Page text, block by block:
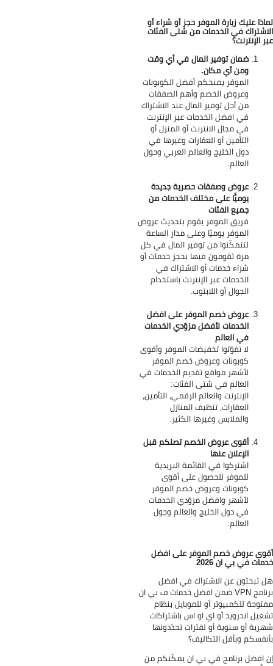
عليك زيارة الموفر حجز أو شراء أو
في الخدمات من شتى الفئات
الإنترنت؟
ضمان توفير المال في أي وقت
ومن أي مكان.
الموفر يمنحكم أفضل الكوبونات
وعروض الخصم وأهم الصفقات
من أجل توفير المال عند الاشتراك
في افضل الخدمات عبر الإنترنت
في مجال الانترنت أو المنزل أو
التأمين أو العقارات وغيرها في
دول الخليج والعالم العربي وحول
العالم.
عروض وصفقات حصرية جديدة
يوميًّا على مختلف الخدمات من
جميع الفئات
فريق الموفر يقوم بتحديث عروض
الموفر يوميًا وعلى مدار الساعة
لتتمكّنوا من توفير المال في كل
مرة تقومون فيها بحجز خدمات أو
شراء خدمات أو الاشتراك في
الخدمات عبر الإنترنت باستخدام
الجوال أو اللابتوب.
عروض خصم الموفر على افضل
الخدمات لأفضل مزوّدي الخدمات
في العالم
لا تفوّتوا تخفيضات الموفر وأقوى
كوبونات وعروض خصم الموفر
لأشهر مواقع تقديم الخدمات في
العالم في شتى الفئات:
الإنترنت والعالم الرقمي، التأمين،
العقارات، تنظيف المنازل
والملابس وغيرها الكثير.
أقوى عروض الخصم تصلكم قبل
الإعلان عنها
اشتركوا في القائمة البريدية
للموفر للحصول على أقوى
كوبونات وعروض خصم الموفر
لأشهر وافضل مزوّدي الخدمات
في دول الخليج والعالم وجول
العالم.
عروض خصم الموفر على افضل
في بي ان 2026
تبحثون عن الاشتراك في افضل
برنامج VPN ضمن افضل خدمات ف بي ان
للكمبيوتر أو للموبايل بنظام
اندرويد أو اي او اس باشتراكات
أو سنوية أو لفترات تحدّدونها
وبأقل التكاليف؟
افضل برنامج في بي ان يمكّنكم من